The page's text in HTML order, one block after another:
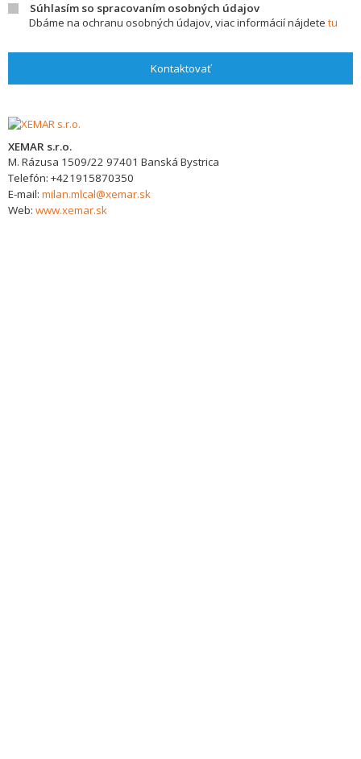
Súhlasím so spracovaním osobných údajov
Dbáme na ochranu osobných údajov, viac informácií nájdete tu
Kontaktovať
XEMAR s.r.o.
M. Rázusa 1509/22 97401 Banská Bystrica
Telefón: +421915870350
E-mail: milan.mlcal@xemar.sk
Web: www.xemar.sk